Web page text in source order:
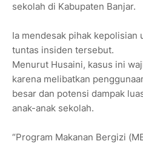
sekolah di Kabupaten Banjar.
Ia mendesak pihak kepolisian
tuntas insiden tersebut.
Menurut Husaini, kasus ini
karena melibatkan
besar dan potensi dampak
anak-anak sekolah.
“Program Makanan Bergizi